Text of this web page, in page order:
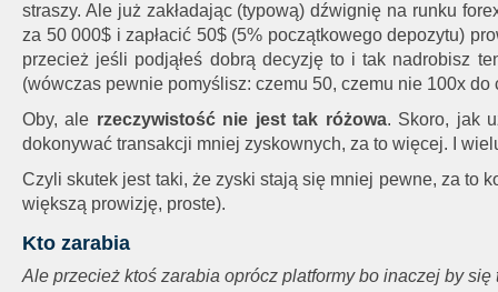
straszy. Ale już zakładając (typową) dźwignię na runku
za 50 000$ i zapłacić 50$ (5% początkowego depozytu)
przecież jeśli podjąłeś dobrą decyzję to i tak nadrobisz
(wówczas pewnie pomyślisz: czemu 50, czemu nie 100x do
Oby, ale rzeczywistość nie jest tak różowa. Skoro, jak
dokonywać transakcji mniej zyskownych, za to więcej. I
Czyli skutek jest taki, że zyski stają się mniej pewne, za to
większą prowizję, proste).
Kto zarabia
Ale przecież ktoś zarabia oprócz platformy bo inaczej by się